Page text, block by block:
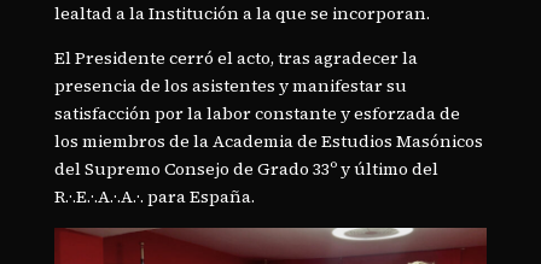
lealtad a la Institución a la que se incorporan.
El Presidente cerró el acto, tras agradecer la
presencia de los asistentes y manifestar su
satisfacción por la labor constante y esforzada de
los miembros de la Academia de Estudios Masónicos
del Supremo Consejo de Grado 33º y último del
R.·.E.·.A.·.A.·. para España.